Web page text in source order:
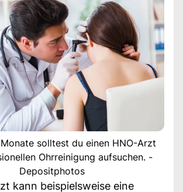
solltest du einen HNO-Arzt
Ohrreinigung aufsuchen. -
Depositphotos
kann beispielsweise eine